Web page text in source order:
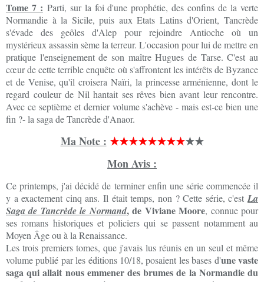
Tome 7 : Parti, sur la foi d'une prophétie, des confins de la verte
Normandie à la Sicile, puis aux Etats Latins d'Orient, Tancrède
s'évade des geôles d'Alep pour rejoindre Antioche où un
mystérieux assassin sème la terreur. L'occasion pour lui de mettre en
pratique l'enseignement de son maître Hugues de Tarse. C'est au
cœur de cette terrible enquête où s'affrontent les intérêts de Byzance
et de Venise, qu'il croisera Naïri, la princesse arménienne, dont le
regard couleur de Nil hantait ses rêves bien avant leur rencontre.
Avec ce septième et dernier volume s'achève - mais est-ce bien une
fin ?- la saga de Tancrède d'Anaor.
Ma Note : ★★★★★★★★★★
Mon Avis :
Ce printemps, j'ai décidé de terminer enfin une série commencée il
y a exactement cinq ans. Il était temps, non ? Cette série, c'est La
Saga de Tancrède le Normand, de Viviane Moore, connue pour
ses romans historiques et policiers qui se passent notamment au
Moyen Âge ou à la Renaissance.
Les trois premiers tomes, que j'avais lus réunis en un seul et même
volume publié par les éditions 10/18, posaient les bases d'une vaste
saga qui allait nous emmener des brumes de la Normandie du